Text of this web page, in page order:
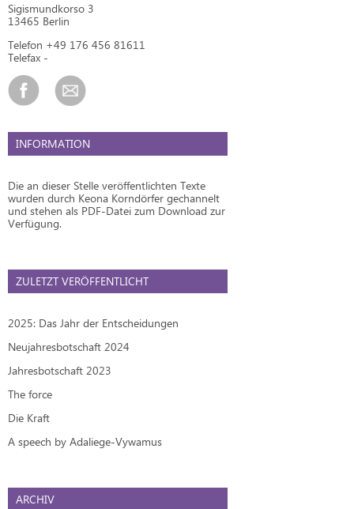
Sigismundkorso 3
13465 Berlin
Telefon +49 176 456 81611
Telefax -
INFORMATION
Die an dieser Stelle veröffentlichten Texte
wurden durch Keona Korndörfer gechannelt
und stehen als PDF-Datei zum Download zur
Verfügung.
ZULETZT VERÖFFENTLICHT
2025: Das Jahr der Entscheidungen
Neujahresbotschaft 2024
Jahresbotschaft 2023
The force
Die Kraft
A speech by Adaliege-Vywamus
ARCHIV